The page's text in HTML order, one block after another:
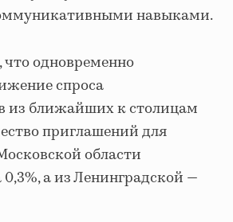
навыками.
одновременно
спроса
из ближайших к столицам
приглашений для
области
а из Ленинградской —